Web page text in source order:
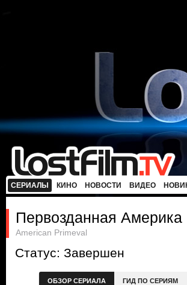
СЕРИАЛЫ КИНО НОВОСТИ ВИДЕО
Первозданная Америка
American Primeval
Статус: Завершен
ОБЗОР СЕРИАЛА ГИД ПО СЕРИЯМ